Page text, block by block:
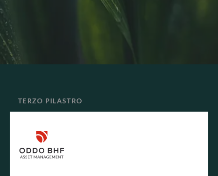
TERZO PILASTRO
Ci impegniamo in un dialogo con diverse organizzazioni e
coalizioni. Più di 10 anni fa abbiamo intrapreso questo